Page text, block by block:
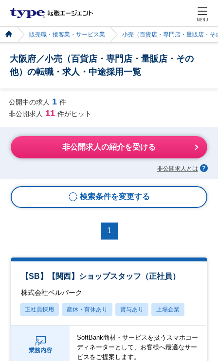
MENU
販売職・接客業・サービス業 小売（百貨店・専門店・量販店・そ
大阪府／小売（百貨店・専門店・量販店・その
他）の転職・求人・中途採用一覧
公開中の求人 1 件
非公開求人 11 件がヒット
非公開求人の紹介を受ける
非公開求人とは
検索条件を変更する
1
【SB】【関西】ショップスタッフ（正社員）
株式会社ベルパーク
正社員採用 産休・育休あり 賞与あり 上場企業
業務内容
SoftBank商材・サービスを扱うスマホコー
ディネーターとして、お客様へ最適なサー
ビスをご提案します。